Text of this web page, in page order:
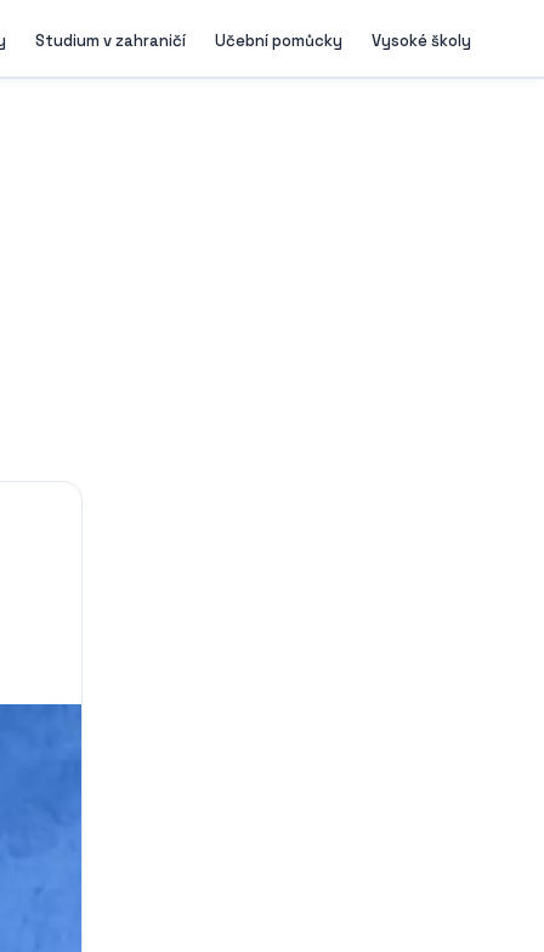
Studium v zahraničí Učební pomůcky Vysoké školy